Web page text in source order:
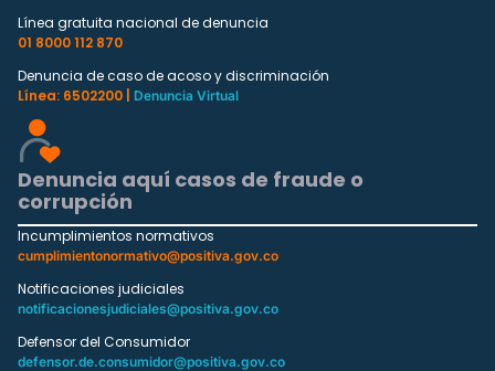
Línea gratuita nacional de denuncia
01 8000 112 870
Denuncia de caso de acoso y discriminación
Línea: 6502200 |
Denuncia Virtual
Denuncia aquí casos de fraude o
corrupción
Incumplimientos normativos
cumplimientonormativo@positiva.gov.co
Notificaciones judiciales
notificacionesjudiciales@positiva.gov.co
Defensor del Consumidor
defensor.de.consumidor@positiva.gov.co